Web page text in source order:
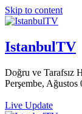
Skip to content
IstanbulTV
Doğru ve Tarafsız
Perşembe, Ağustos
Live Update